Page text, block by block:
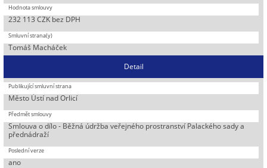
232 113 CZK bez DPH
Tomáš Macháček
Detail
Město Ústí nad Orlicí
Smlouva o dílo - Běžná údržba veřejného prostranství Palackého sady a
přednádraží
ano